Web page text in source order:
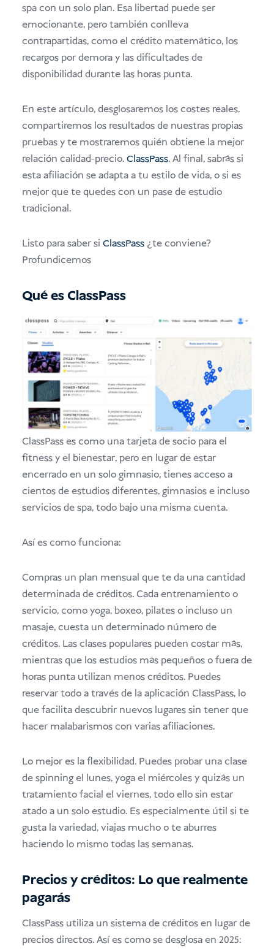
spa con un solo plan. Esa libertad puede ser
emocionante, pero también conlleva
contrapartidas, como el crédito matemático, los
recargos por demora y las dificultades de
disponibilidad durante las horas punta.
En este artículo, desglosaremos los costes reales,
compartiremos los resultados de nuestras propias
pruebas y te mostraremos quién obtiene la mejor
relación calidad-precio.ClassPass. Al final, sabrás si
esta afiliación se adapta a tu estilo de vida, o si es
mejor que te quedes con un pase de estudio
tradicional.
Listo para saber si ClassPass ¿te conviene?
Profundicemos
Qué es ClassPass
ClassPass es como una tarjeta de socio para el
fitness y el bienestar, pero en lugar de estar
encerrado en un solo gimnasio, tienes acceso a
cientos de estudios diferentes, gimnasios e incluso
servicios de spa, todo bajo una misma cuenta.
Así es como funciona:
Compras un plan mensual que te da una cantidad
determinada de créditos. Cada entrenamiento o
servicio, como yoga, boxeo, pilates o incluso un
masaje, cuesta un determinado número de
créditos. Las clases populares pueden costar más,
mientras que los estudios más pequeños o fuera de
horas punta utilizan menos créditos. Puedes
reservar todo a través de la aplicación ClassPass, lo
que facilita descubrir nuevos lugares sin tener que
hacer malabarismos con varias afiliaciones.
Lo mejor es la flexibilidad. Puedes probar una clase
de spinning el lunes, yoga el miércoles y quizás un
tratamiento facial el viernes, todo ello sin estar
atado a un solo estudio. Es especialmente útil si te
gusta la variedad, viajas mucho o te aburres
haciendo lo mismo todas las semanas.
Precios y créditos: Lo que realmente
pagarás
ClassPass utiliza un sistema de créditos en lugar de
precios directos. Así es como se desglosa en 2025: